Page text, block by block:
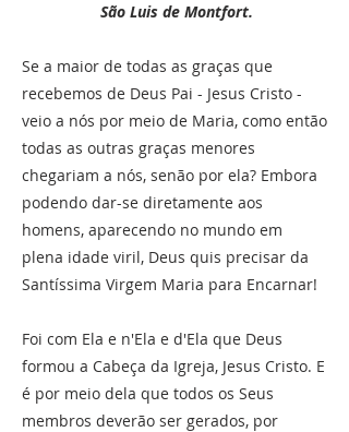
São Luis de Montfort.
Se a maior de todas as graças que
recebemos de Deus Pai - Jesus Cristo -
veio a nós por meio de Maria, como então
todas as outras graças menores
chegariam a nós, senão por ela? Embora
podendo dar-se diretamente aos
homens, aparecendo no mundo em
plena idade viril, Deus quis precisar da
Santíssima Virgem Maria para Encarnar!
Foi com Ela e n'Ela e d'Ela que Deus
formou a Cabeça da Igreja, Jesus Cristo. E
é por meio dela que todos os Seus
membros deverão ser gerados, por